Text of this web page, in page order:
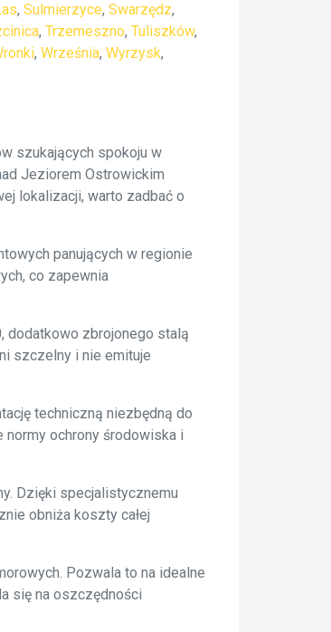
, Sulmierzyce, Swarzędz,
, Trzemeszno, Tuliszków,
, Września, Wyrzysk,
szukających spokoju w
Jeziorem Ostrowickim
lokalizacji, warto zadbać o
panujących w regionie
co zapewnia
dodatkowo zbrojonego stalą
szczelny i nie emituje
techniczną niezbędną do
ochrony środowiska i
Dzięki specjalistycznemu
obniża koszty całej
Pozwala to na idealne
się na oszczędności